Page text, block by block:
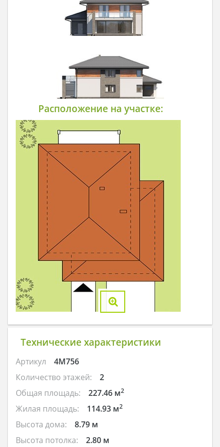
Расположение на участке:
Технические характеристики
Артикул
4M756
Количество этажей:
2
Общая площадь:
227.46 м2
Жилая площадь: 114.93 м2
Высота дома:
8.79 м
Высота потолка:
2.80 м